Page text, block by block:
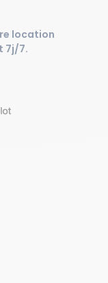
location
7j/7.